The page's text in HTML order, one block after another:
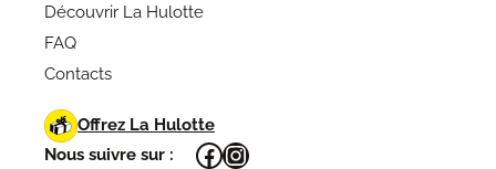
Découvrir La Hulotte
FAQ
Contacts
Offrez La Hulotte
Nous suivre sur :
Facebook
Instagram